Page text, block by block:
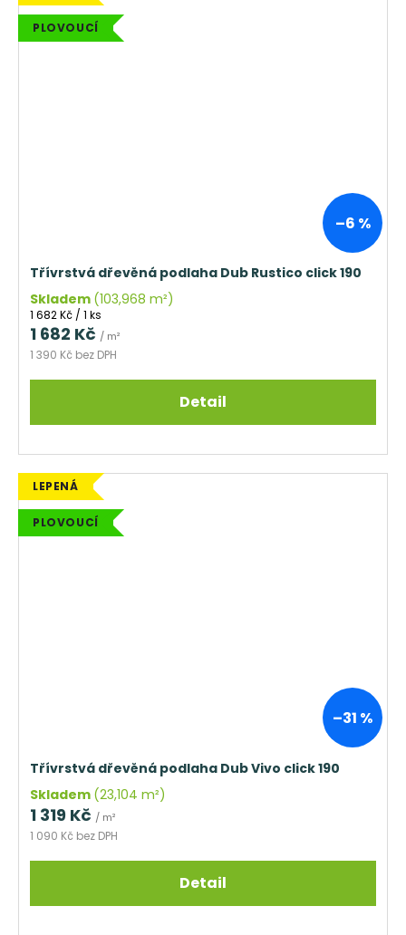
PLOVOUCÍ
–6 %
Třívrstvá dřevěná podlaha Dub Rustico click 190
Skladem (103,968 m²)
1 390 Kč bez DPH
1 682 Kč / m²
Měrná
cena:
1 682 Kč / 1 ks
Detail
LEPENÁ
PLOVOUCÍ
–31 %
Třívrstvá dřevěná podlaha Dub Vivo click 190
Skladem (23,104 m²)
1 090 Kč bez DPH
1 319 Kč / m²
Detail